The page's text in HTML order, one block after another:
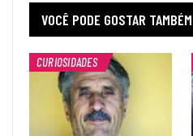
VOCÊ PODE GOSTAR TAMBÉM
CURIOSIDADES